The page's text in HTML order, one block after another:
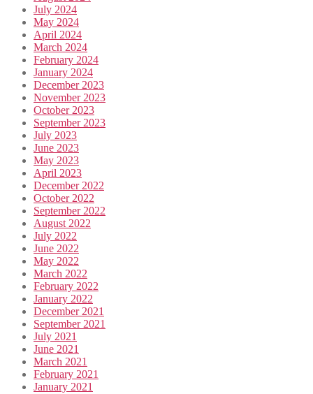
July 2024
May 2024
April 2024
March 2024
February 2024
January 2024
December 2023
November 2023
October 2023
September 2023
July 2023
June 2023
May 2023
April 2023
December 2022
October 2022
September 2022
August 2022
July 2022
June 2022
May 2022
March 2022
February 2022
January 2022
December 2021
September 2021
July 2021
June 2021
March 2021
February 2021
January 2021